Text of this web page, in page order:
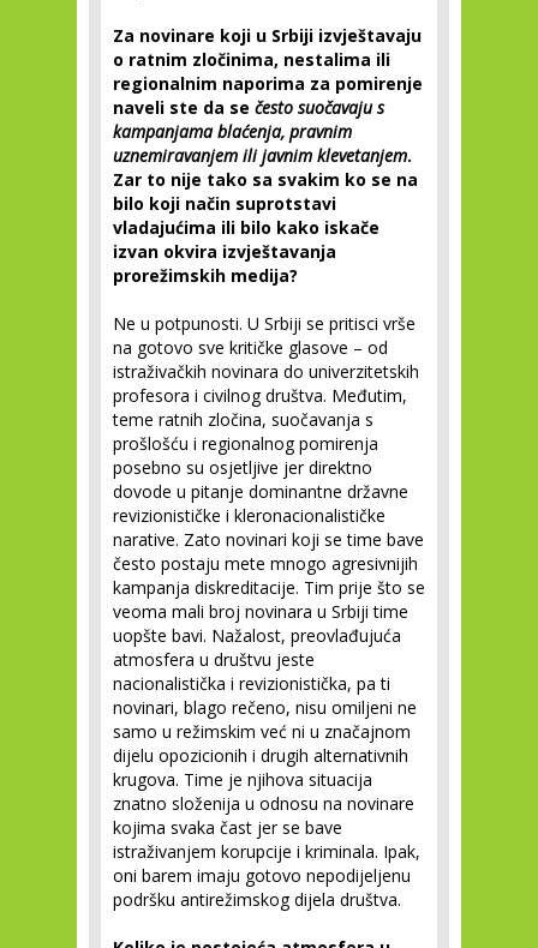
Za novinare koji u Srbiji izvještavaju
o ratnim zločinima, nestalima ili
regionalnim naporima za pomirenje
naveli ste da se često suočavaju s
kampanjama blaćenja, pravnim
uznemiravanjem ili javnim klevetanjem.
Zar to nije tako sa svakim ko se na
bilo koji način suprotstavi
vladajućima ili bilo kako iskače
izvan okvira izvještavanja
prorežimskih medija?
Ne u potpunosti. U Srbiji se pritisci vrše
na gotovo sve kritičke glasove – od
istraživačkih novinara do univerzitetskih
profesora i civilnog društva. Međutim,
teme ratnih zločina, suočavanja s
prošlošću i regionalnog pomirenja
posebno su osjetljive jer direktno
dovode u pitanje dominantne državne
revizionističke i kleronacionalističke
narative. Zato novinari koji se time bave
često postaju mete mnogo agresivnijih
kampanja diskreditacije. Tim prije što se
veoma mali broj novinara u Srbiji time
uopšte bavi. Nažalost, preovlađujuća
atmosfera u društvu jeste
nacionalistička i revizionistička, pa ti
novinari, blago rečeno, nisu omiljeni ne
samo u režimskim već ni u značajnom
dijelu opozicionih i drugih alternativnih
krugova. Time je njihova situacija
znatno složenija u odnosu na novinare
kojima svaka čast jer se bave
istraživanjem korupcije i kriminala. Ipak,
oni barem imaju gotovo nepodijeljenu
podršku antirežimskog dijela društva.